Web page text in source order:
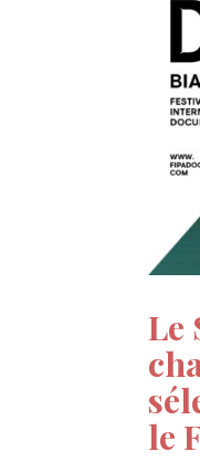
Le
le